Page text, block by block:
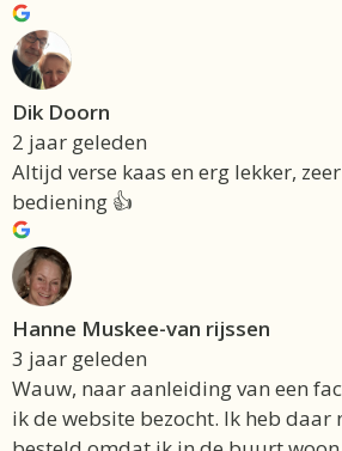
Dik Doorn
2 jaar geleden
Altijd verse kaas en erg lekker,
bediening 👍
Hanne Muskee-van rijssen
3 jaar geleden
Wauw, naar aanleiding van een
ik de website bezocht. Ik heb daar